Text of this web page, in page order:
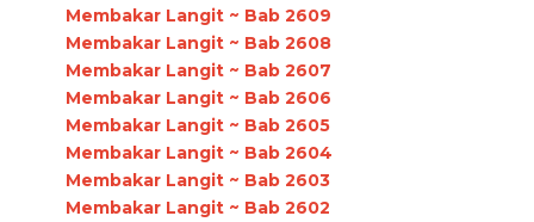
Membakar Langit ~ Bab 2609
Membakar Langit ~ Bab 2608
Membakar Langit ~ Bab 2607
Membakar Langit ~ Bab 2606
Membakar Langit ~ Bab 2605
Membakar Langit ~ Bab 2604
Membakar Langit ~ Bab 2603
Membakar Langit ~ Bab 2602